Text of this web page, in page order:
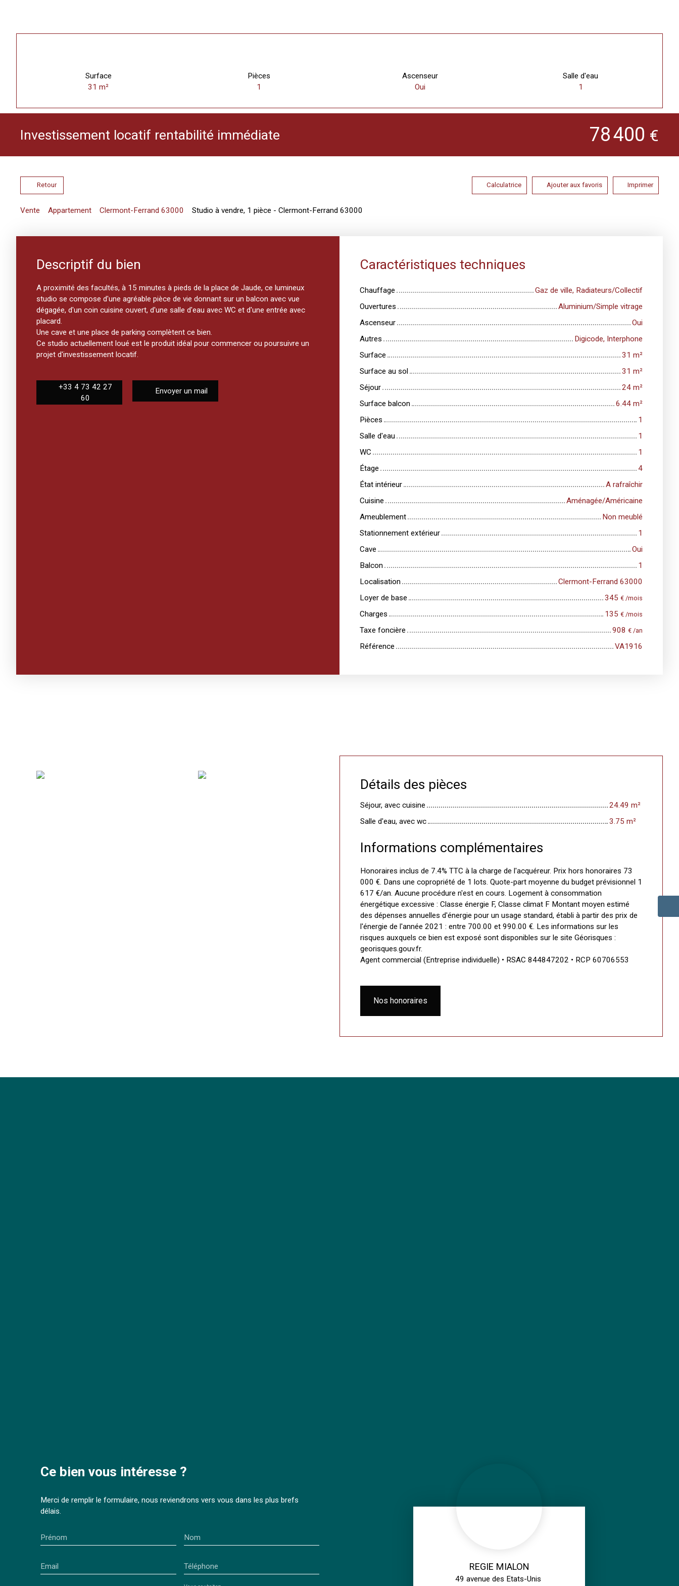
Surface
31m²
Pièces
1
Ascenseur
Oui
Salle d'eau
1
Investissement locatif rentabilité immédiate 78 400 €
Retour Calculatrice Ajouter aux favoris Imprimer
Vente Appartement Clermont-Ferrand 63000 Studio à vendre, 1 pièce - Clermont-Ferrand 63000
Descriptif du bien
A proximité des facultés, à 15 minutes à pieds de la place de Jaude, ce lumineux
studio se compose d'une agréable pièce de vie donnant sur un balcon avec vue
dégagée, d'un coin cuisine ouvert, d'une salle d'eau avec WC et d'une entrée avec
placard.
Une cave et une place de parking complètent ce bien.
Ce studio actuellement loué est le produit idéal pour commencer ou poursuivre un
projet d'investissement locatif.
+33 4 73 42 27
60
Envoyer un mail
Caractéristiques techniques
Chauffage
Gaz de ville, Radiateurs/Collectif
Ouvertures
Aluminium/Simple vitrage
Ascenseur
Oui
Autres
Digicode, Interphone
Surface
31 m²
Surface au sol
31 m²
Séjour
24 m²
Surface balcon
6.44 m²
Pièces
1
Salle d'eau
1
WC
1
Étage
4
État intérieur
A rafraîchir
Cuisine
Aménagée/Américaine
Ameublement
Non meublé
Stationnement extérieur
1
Cave
Oui
Balcon
1
Localisation
Clermont-Ferrand 63000
Loyer de base
345 € /mois
Charges 135 € /mois
Taxe foncière 908 € /an
Référence VA1916
Détails des pièces
Séjour, avec cuisine
24.49 m²
Salle d'eau, avec wc
3.75 m²
Informations complémentaires
Honoraires inclus de 7.4% TTC à la charge de l'acquéreur. Prix hors honoraires 73
000 €. Dans une copropriété de 1 lots. Quote-part moyenne du budget prévisionnel 1
617 €/an. Aucune procédure n'est en cours. Logement à consommation
énergétique excessive : Classe énergie F, Classe climat F Montant moyen estimé
des dépenses annuelles d'énergie pour un usage standard, établi à partir des prix de
l'énergie de l'année 2021 : entre 700.00 et 990.00 €. Les informations sur les
risques auxquels ce bien est exposé sont disponibles sur le site Géorisques :
georisques.gouv.fr.
Agent commercial (Entreprise individuelle) • RSAC 844847202 • RCP 60706553
Nos honoraires
Ce bien vous intéresse ?
Merci de remplir le formulaire, nous reviendrons vers vous dans les plus brefs
délais.
Prénom Nom
Email Téléphone REGIE MIALON
49 avenue des Etats-Unis